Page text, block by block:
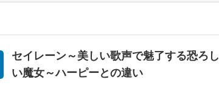
セイレーン～美しい歌声で魅了する恐ろし
い魔女～ハーピーとの違い